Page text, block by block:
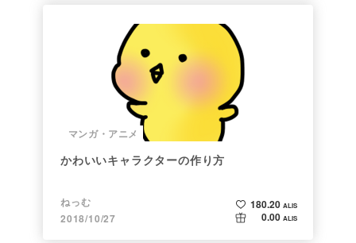
マンガ・アニメ
かわいいキャラクターの作り方
ねっむ
2018/10/27
180.20 ALIS
0.00 ALIS